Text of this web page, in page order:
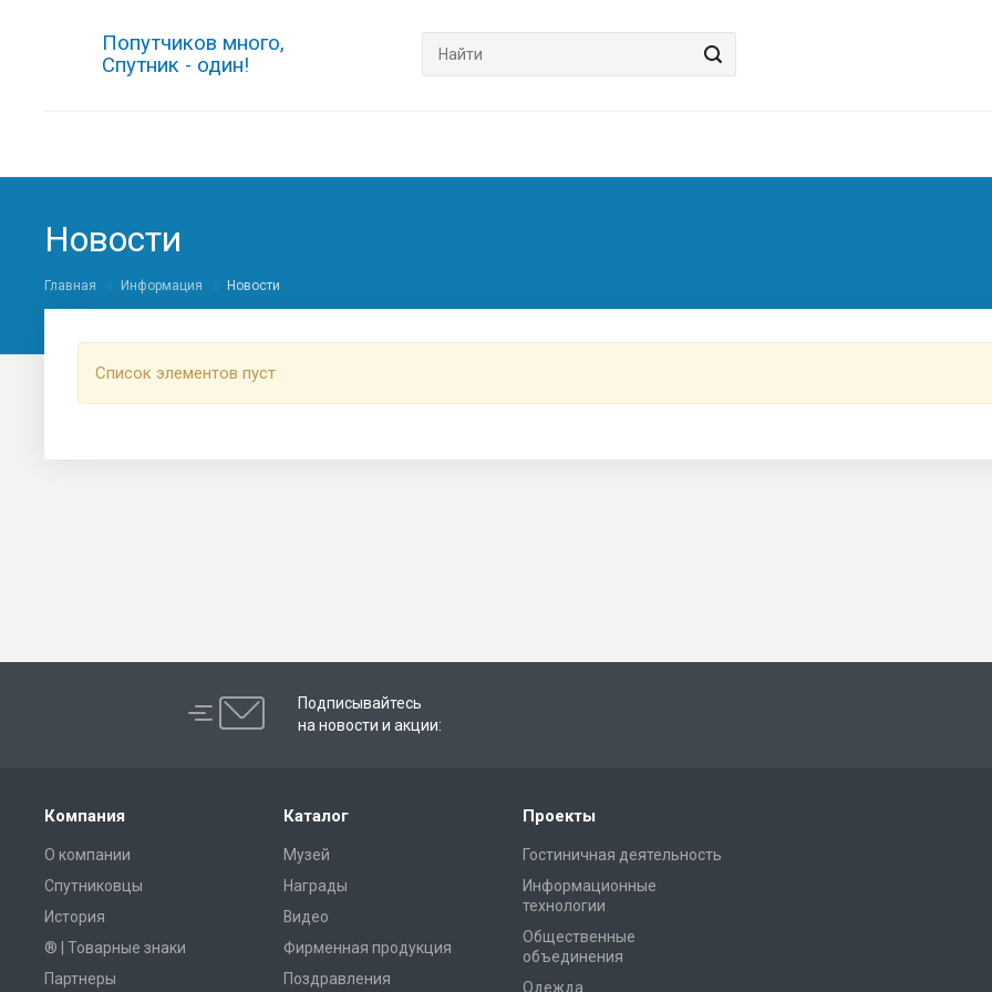
Попутчиков много,
Спутник - один!
Новости
Главная Информация Новости
Список элементов пуст
Подписывайтесь
на новости и акции:
Компания
О компании
Спутниковцы
История
® | Товарные знаки
Партнеры
Каталог
Музей
Награды
Видео
Фирменная продукция
Поздравления
Проекты
Гостиничная деятельность
Информационные
технологии
Общественные
объединения
Одежда